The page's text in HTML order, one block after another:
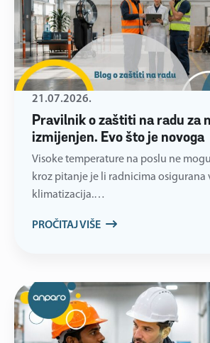
Pravilnik o zaštiti na radu za
izmijenjen. Evo što je novoga
21.07.2026.
Visoke temperature na poslu ne
kroz pitanje je li radnicima
klimatizacija.…
PROČITAJ VIŠE